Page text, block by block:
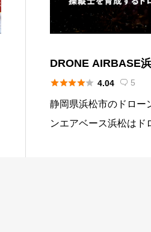
DRONE AIRBASE
 4.04  5
静岡県浜松市のドロー
ンエアベース浜松はド